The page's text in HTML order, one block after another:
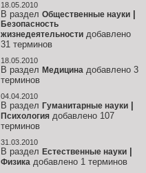
18.05.2010
В раздел Общественные науки
Безопасность
жизнедеятельности добавлено
31 терминов
18.05.2010
В раздел Медицина добавлено 3
терминов
04.04.2010
В раздел Гуманитарные науки
Психология добавлено 107
терминов
31.03.2010
В раздел Естественные науки
Физика добавлено 1 терминов